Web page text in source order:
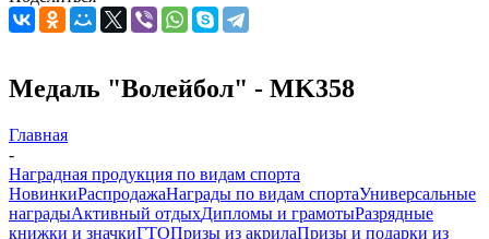
Медаль "Волейбол" - MK358
Главная
-
Наградная продукция по видам спорта
НовинкиРаспродажаНаграды по видам спортаУниверсальные
наградыАктивный отдыхДипломы и грамотыРазрядные
книжки и значкиГТОПризы из акрилаПризы и подарки из